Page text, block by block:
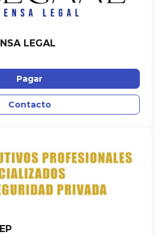
LEGAL
Pagar
Contacto